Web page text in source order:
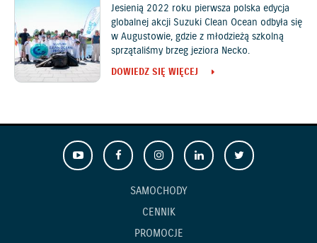
Jesienią 2022 roku pierwsza polska edycja
globalnej akcji Suzuki Clean Ocean odbyła się
w Augustowie, gdzie z młodzieżą szkolną
sprzątaliśmy brzeg jeziora Necko.
DOWIEDZ SIĘ WIĘCEJ
SAMOCHODY
CENNIK
PROMOCJE